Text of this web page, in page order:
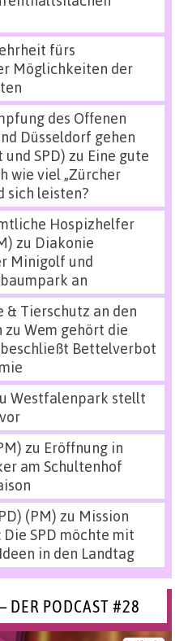
fürs
Möglichkeiten der
des Offenen
Düsseldorf gehen
SPD) zu Eine gute
wie viel „Zürcher
sich leisten?
Hospizhelfer
zu Diakonie
Minigolf und
an
& Tierschutz an den
zu Wem gehört die
Bettelverbot
Westfalenpark stellt
zu Eröffnung in
am Schultenhof
(PM) zu Mission
SPD möchte mit
in den Landtag
DER PODCAST #28